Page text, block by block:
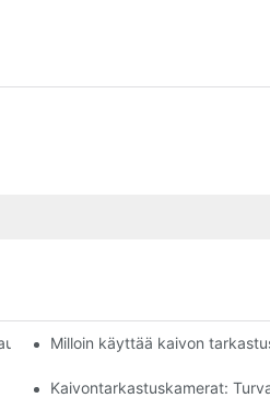
Milloin käyttää kaivon
Kaivontarkastuskamerat: